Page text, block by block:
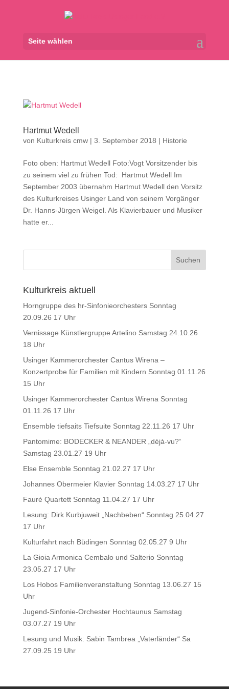
Seite wählen
Hartmut Wedell
von Kulturkreis cmw| 3. September 2018 | Historie
Foto oben: Hartmut Wedell Foto:Vogt Vorsitzender bis
zu seinem viel zu frühen Tod: Hartmut Wedell Im
September 2003 übernahm Hartmut Wedell den Vorsitz
des Kulturkreises Usinger Land von seinem Vorgänger
Dr. Hanns-Jürgen Weigel. Als Klavierbauer und Musiker
hatte er...
Kulturkreis aktuell
Horngruppe des hr-Sinfonieorchesters Sonntag
20.09.26 17 Uhr
Vernissage Künstlergruppe Artelino Samstag 24.10.26
18 Uhr
Usinger Kammerorchester Cantus Wirena –
Konzertprobe für Familien mit Kindern Sonntag 01.11.26
15 Uhr
Usinger Kammerorchester Cantus Wirena Sonntag
01.11.26 17 Uhr
Ensemble tiefsaits Tiefsuite Sonntag 22.11.26 17 Uhr
Pantomime: BODECKER & NEANDER „déjà-vu?“
Samstag 23.01.27 19 Uhr
Else Ensemble Sonntag 21.02.27 17 Uhr
Johannes Obermeier Klavier Sonntag 14.03.27 17 Uhr
Fauré Quartett Sonntag 11.04.27 17 Uhr
Lesung: Dirk Kurbjuweit „Nachbeben“ Sonntag 25.04.27
17 Uhr
Kulturfahrt nach Büdingen Sonntag 02.05.27 9 Uhr
La Gioia Armonica Cembalo und Salterio Sonntag
23.05.27 17 Uhr
Los Hobos Familienveranstaltung Sonntag 13.06.27 15
Uhr
Jugend-Sinfonie-Orchester Hochtaunus Samstag
03.07.27 19 Uhr
Lesung und Musik: Sabin Tambrea „Vaterländer“ Sa
27.09.25 19 Uhr